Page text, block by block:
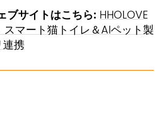
ブサイトはこちら: HHOLOVE
マート猫トイレ＆AIペット製
連携